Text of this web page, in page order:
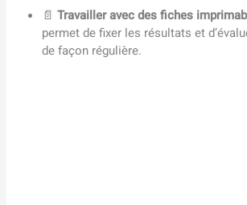
📄Travailler avec des fiches
permet de fixer les résultats et
de façon régulière.